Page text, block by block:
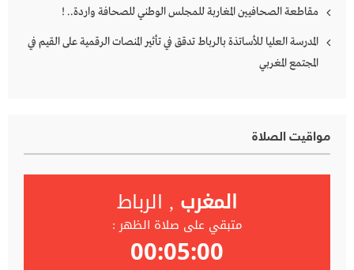
مقاطعة الصحافيين المغاربة للمجلس الوطني للصحافة واردة.. !
المدرسة العليا للأساتذة بالرباط تدقق في تأثير المنصات الرقمية على القيم في
المجتمع المغربي
مواقيت الصلاة